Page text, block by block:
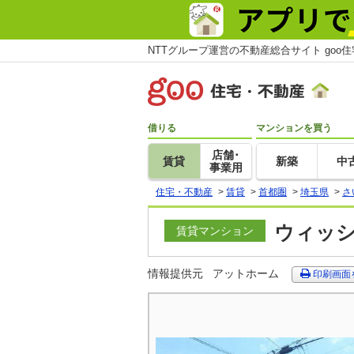
NTTグループ運営の不動産総合サイト goo
借りる
賃貸
店舗･
事業用
マンションを買う
新築 中
住宅・不動産 > 賃貸 > 首都圏 > 埼玉県 > さ
賃貸マンション ウィッ
情報提供元 アットホーム 印刷画面